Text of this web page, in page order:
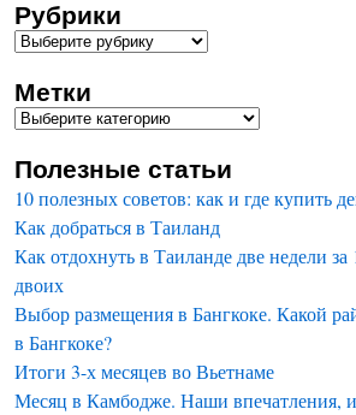
Рубрики
Метки
Полезные статьи
10 полезных советов: как и где купить
Как добраться в Таиланд
Как отдохнуть в Таиланде две недели за
двоих
Выбор размещения в Бангкоке. Какой
в Бангкоке?
Итоги 3-х месяцев во Вьетнаме
Месяц в Камбодже. Наши впечатления,